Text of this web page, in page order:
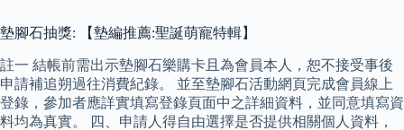
墊腳石抽獎: 【墊編推薦:聖誕萌寵特輯】
註一 結帳前需出示墊腳石樂購卡且為會員本人，恕不接受事後
申請補追朔過往消費紀錄。 並至墊腳石活動網頁完成會員線上
登錄，參加者應詳實填寫登錄頁面中之詳細資料，並同意填寫資
料均為真實。 四、申請人得自由選擇是否提供相關個人資料，